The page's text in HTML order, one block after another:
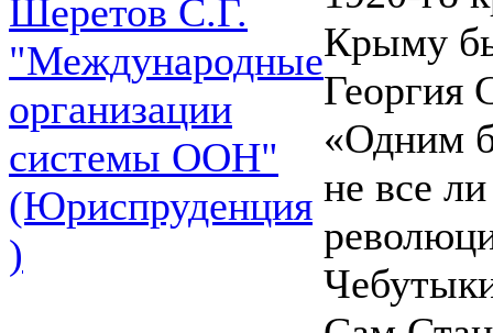
Шеретов С.Г.
"Международные
организации
системы ООН"
(Юриспруденция
)
Крыму
Георгия
«Одним
не все